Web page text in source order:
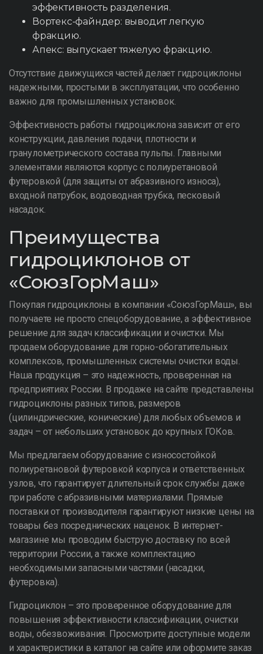
эффективность разделения.
Вортекс-файндер: выводит легкую
фракцию.
Апекс: выпускает тяжелую фракцию.
Отсутствие движущихся частей делает гидроциклоны
надежными, простыми в эксплуатации, что особенно
важно для промышленных установок.
Эффективность работы гидроциклона зависит от его
конструкции, давления подачи, плотности и
гранулометрического состава пульпы. Главными
элементами являются корпус с полиуретановой
футеровкой (для защиты от абразивного износа),
входной патрубок, водоводная трубка, песковый
насадок.
Преимущества
гидроциклонов от
«СоюзГорМаш»
Покупая гидроциклоны в компании «СоюзГорМаш», вы
получаете не просто спецоборудование, а эффективное
решение для задач классификации и очистки. Мы
продаем оборудование для горно-обогатительных
комплексов, промышленных системы очистки воды.
Наша продукция – это надежность, проверенная на
предприятиях России. В продаже на сайте представлены
гидроциклоны разных типов, размеров
(цилиндрические, конические) для любых объемов и
задач – от небольших установок до крупных ГОКов.
Мы предлагаем оборудование с износостойкой
полиуретановой футеровкой корпуса и ответственных
узлов, что гарантирует длительный срок службы даже
при работе с абразивными материалами. Прямые
поставки от производителя гарантируют низкие цены на
товары без посреднических наценок. В интернет-
магазине мы проводим быструю доставку по всей
территории России, а также комплектацию
необходимыми запасными частями (насадки,
футеровка).
Гидроциклон – это проверенное оборудование для
повышения эффективности классификации, очистки
воды, обезвоживания. Просмотрите доступные модели
и характеристики в каталог на сайте или оформите заказ